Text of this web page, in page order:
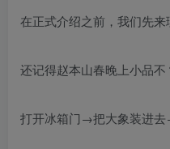
在正式介绍之前，我们先来
还记得赵本山春晚上小品
打开冰箱门→把大象装进